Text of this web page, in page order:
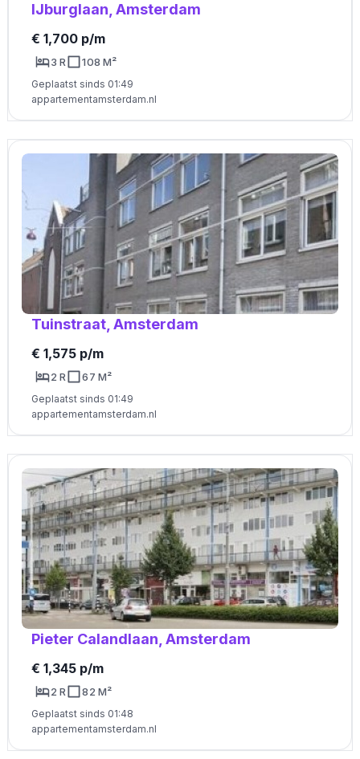
IJburglaan, Amsterdam
€ 1,700 p/m
3 R 108 M²
Geplaatst sinds 01:49
appartementamsterdam.nl
Tuinstraat, Amsterdam
€ 1,575 p/m
2 R 67 M²
Geplaatst sinds 01:49
appartementamsterdam.nl
Pieter Calandlaan, Amsterdam
€ 1,345 p/m
2 R 82 M²
Geplaatst sinds 01:48
appartementamsterdam.nl